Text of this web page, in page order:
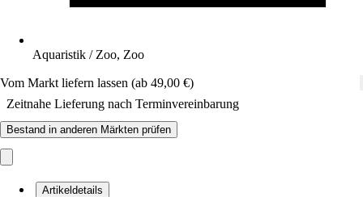
Aquaristik / Zoo, Zoo
Vom Markt liefern lassen (ab 49,00 €)
Zeitnahe Lieferung nach Terminvereinbarung
Bestand in anderen Märkten prüfen
Artikeldetails